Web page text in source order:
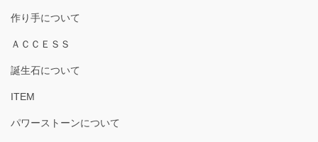
作り手について
ＡＣＣＥＳＳ
誕生石について
ITEM
パワーストーンについて